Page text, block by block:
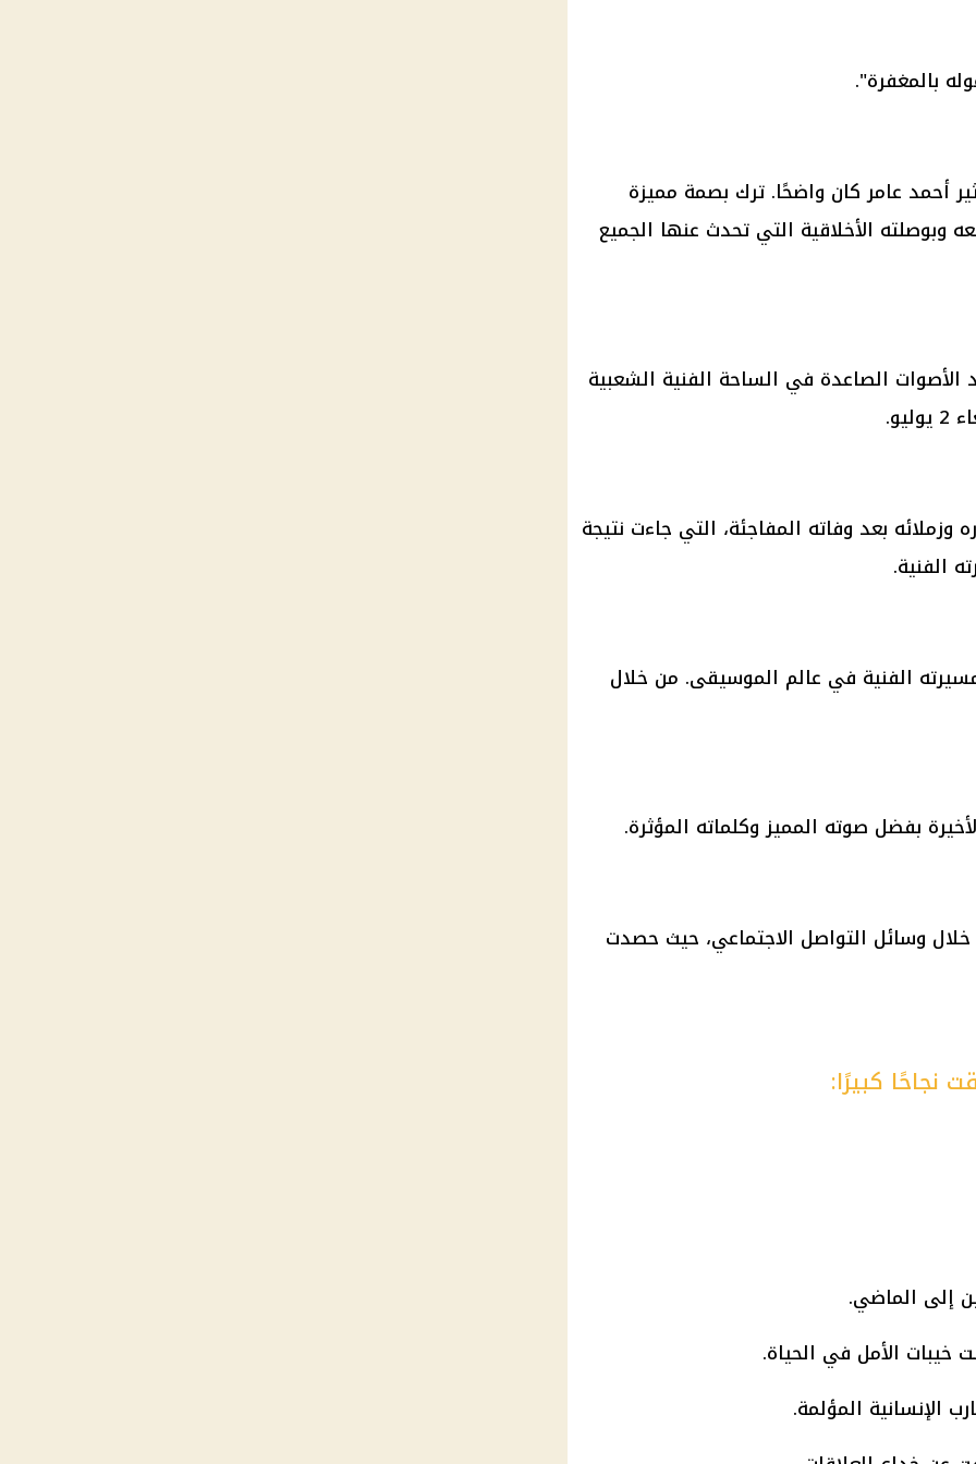
بالمغفرة".
أحمد عامر كان واضحًا. ترك بصمة مميزة
وبوصلته الأخلاقية التي تحدث عنها الجميع
الأصوات الصاعدة في الساحة الفنية الشعبية
بعد وفاته المفاجئة، التي جاءت نتيجة
الفنية.
الفنية في عالم الموسيقى. من خلال
بفضل صوته المميز وكلماته المؤثرة.
وسائل التواصل الاجتماعي، حيث حصدت
نجاحًا كبيرًا: